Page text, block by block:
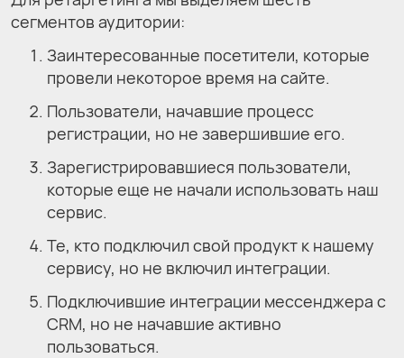
сегментов аудитории:
Заинтересованные посетители, которые
провели некоторое время на сайте.
Пользователи, начавшие процесс
регистрации, но не завершившие его.
Зарегистрировавшиеся пользователи,
которые еще не начали использовать наш
сервис.
Те, кто подключил свой продукт к нашему
сервису, но не включил интеграции.
Подключившие интеграции мессенджера с
CRM, но не начавшие активно
пользоваться.